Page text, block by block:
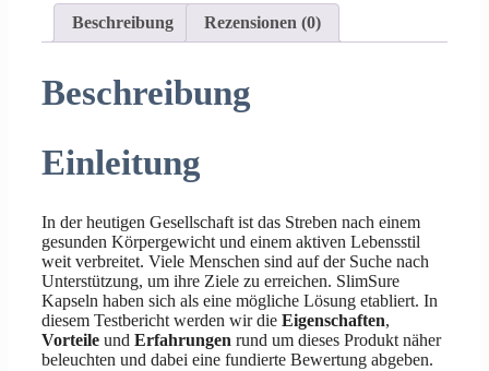
Beschreibung Rezensionen (0)
Beschreibung
Einleitung
In der heutigen Gesellschaft ist das Streben nach einem
gesunden Körpergewicht und einem aktiven Lebensstil
weit verbreitet. Viele Menschen sind auf der Suche nach
Unterstützung, um ihre Ziele zu erreichen. SlimSure
Kapseln haben sich als eine mögliche Lösung etabliert. In
diesem Testbericht werden wir die Eigenschaften,
Vorteile und Erfahrungen rund um dieses Produkt näher
beleuchten und dabei eine fundierte Bewertung abgeben.